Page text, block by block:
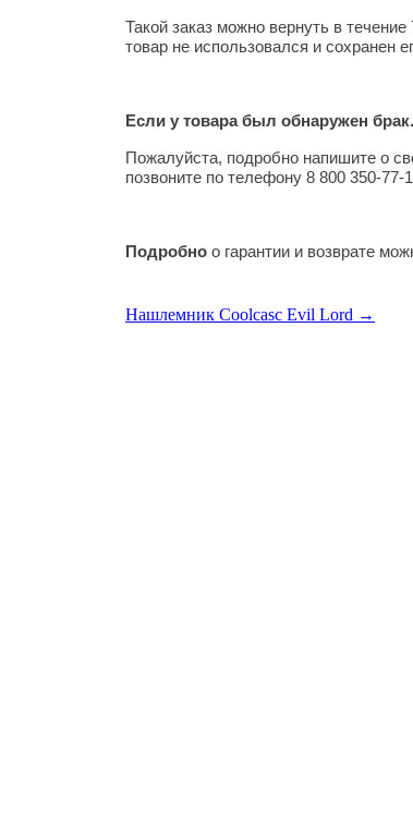
Такой заказ можно вернуть в
товар не использовался и сохранен
Если у товара был обнаружен брак.
Пожалуйста, подробно напишите о
позвоните по телефону 8 800 350-
Подробно о гарантии и возврате
Нашлемник Coolcasc Evil Lord →